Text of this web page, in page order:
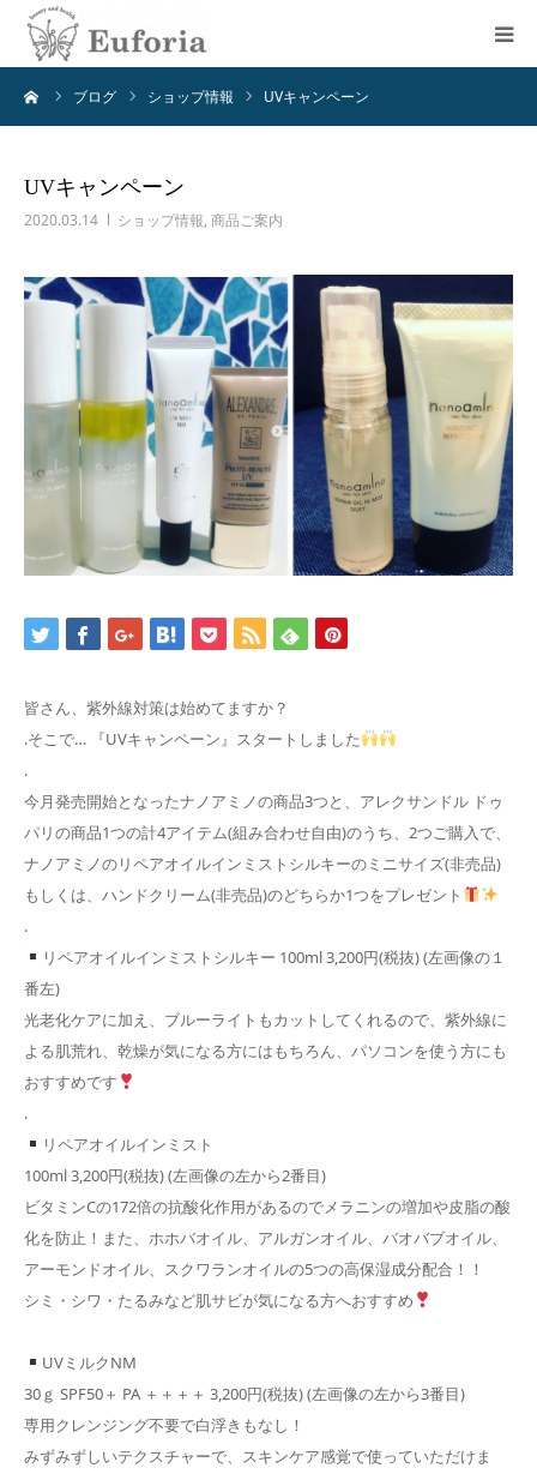
ブログ ショップ情報 UVキャンペーン
UVキャンペーン
2020.03.14 ショップ情報, 商品ご案内
皆さん、紫外線対策は始めてますか？
.そこで… 『UVキャンペーン』スタートしました
.
今月発売開始となったナノアミノの商品3つと、アレクサンドル ドゥ
パリの商品1つの計4アイテム(組み合わせ自由)のうち、2つご購入で、
ナノアミノのリペアオイルインミストシルキーのミニサイズ(非売品)
もしくは、ハンドクリーム(非売品)のどちらか1つをプレゼント
.
リペアオイルインミストシルキー 100ml 3,200円(税抜) (左画像の１
番左)
光老化ケアに加え、ブルーライトもカットしてくれるので、紫外線に
よる肌荒れ、乾燥が気になる方にはもちろん、パソコンを使う方にも
おすすめです
.
リペアオイルインミスト
100ml 3,200円(税抜) (左画像の左から2番目)
ビタミンCの172倍の抗酸化作用があるのでメラニンの増加や皮脂の酸
化を防止！また、ホホバオイル、アルガンオイル、バオバブオイル、
アーモンドオイル、スクワランオイルの5つの高保湿成分配合！！
シミ・シワ・たるみなど肌サビが気になる方へおすすめ
UVミルクNM
30ｇ SPF50＋ PA ＋＋＋＋ 3,200円(税抜) (左画像の左から3番目)
専用クレンジング不要で白浮きもなし！
みずみずしいテクスチャーで、スキンケア感覚で使っていただけま
初めての方へ
お知らせ
ブログ
アクセス
お問い合わせ